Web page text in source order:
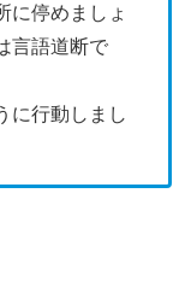
に停めましょ
言語道断で
に行動しまし